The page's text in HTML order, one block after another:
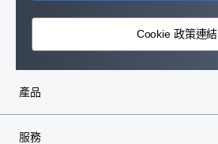
Cookie 政策連結
產品
服務